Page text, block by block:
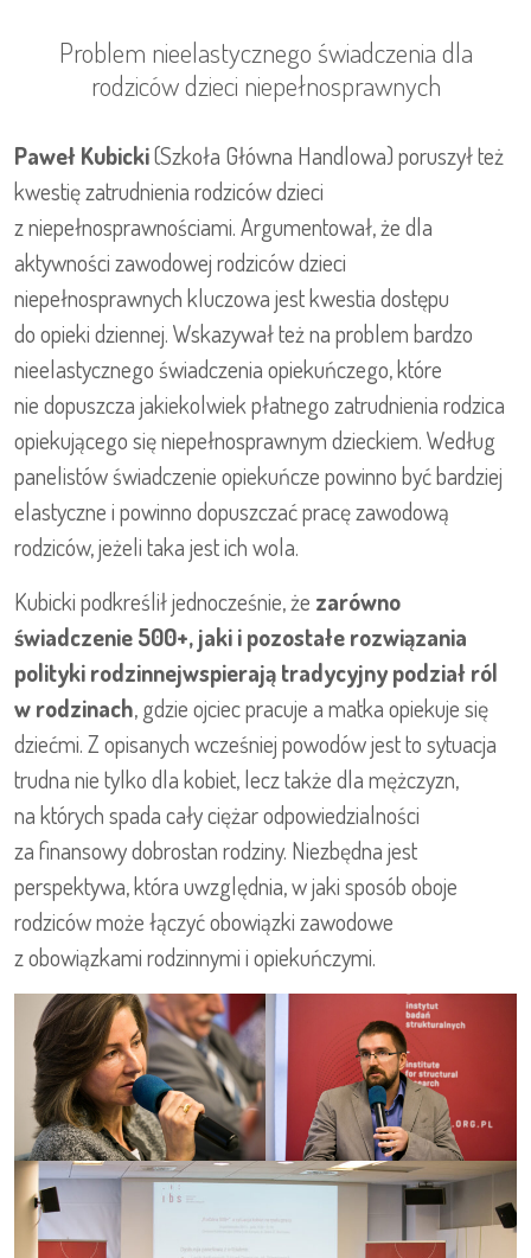
Problem nieelastycznego świadczenia dla
rodziców dzieci niepełnosprawnych
Paweł Kubicki(Szkoła Główna Handlowa) poruszył też
kwestię zatrudnienia rodziców dzieci
z niepełnosprawnościami. Argumentował, że dla
aktywności zawodowej rodziców dzieci
niepełnosprawnych kluczowa jest kwestia dostępu
do opieki dziennej. Wskazywał też na problem bardzo
nieelastycznego świadczenia opiekuńczego, które
nie dopuszcza jakiekolwiek płatnego zatrudnienia rodzica
opiekującego się niepełnosprawnym dzieckiem. Według
panelistów świadczenie opiekuńcze powinno być bardziej
elastyczne i powinno dopuszczać pracę zawodową
rodziców, jeżeli taka jest ich wola.
Kubicki podkreślił jednocześnie, że zarówno
świadczenie 500+, jaki i pozostałe rozwiązania
polityki rodzinnejwspierają tradycyjny podział ról
w rodzinach, gdzie ojciec pracuje a matka opiekuje się
dziećmi. Z opisanych wcześniej powodów jest to sytuacja
trudna nie tylko dla kobiet, lecz także dla mężczyzn,
na których spada cały ciężar odpowiedzialności
za finansowy dobrostan rodziny. Niezbędna jest
perspektywa, która uwzględnia, w jaki sposób oboje
rodziców może łączyć obowiązki zawodowe
z obowiązkami rodzinnymi i opiekuńczymi.